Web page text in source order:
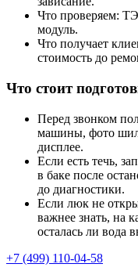
Что проверяем:
модуль.
Что получает
стоимость до
Что стоит
Перед звонком
машины, фото
дисплее.
Если есть течь,
в баке после
до диагностики.
Если люк не
важнее знать, на
осталась ли вода
+7 (499) 110-04-58